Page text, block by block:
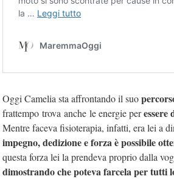
Oggi Camelia sta affrontando il suo
frattempo trova anche le energie peressere
Mentre faceva fisioterapia, infatti, era lei a
impegno, dedizione e forzaè possibile
questa forza lei la prendeva proprio dalla
dimostrando che poteva farcela per tutti